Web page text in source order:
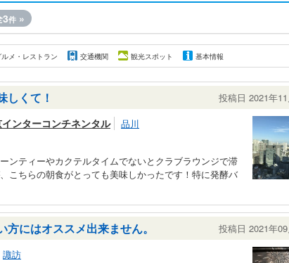
3件 »
ルメ・レストラン 交通機関 観光スポット 基本情報
しくて！ 投稿日 2021年
ンターコンチネンタル 品川
ンティーやカクテルタイムでないとクラブラウンジで滞
こちらの朝食がとっても美味しかったです！特に発酵バ
にはオススメ出来ません。 投稿日 2021年
諏訪